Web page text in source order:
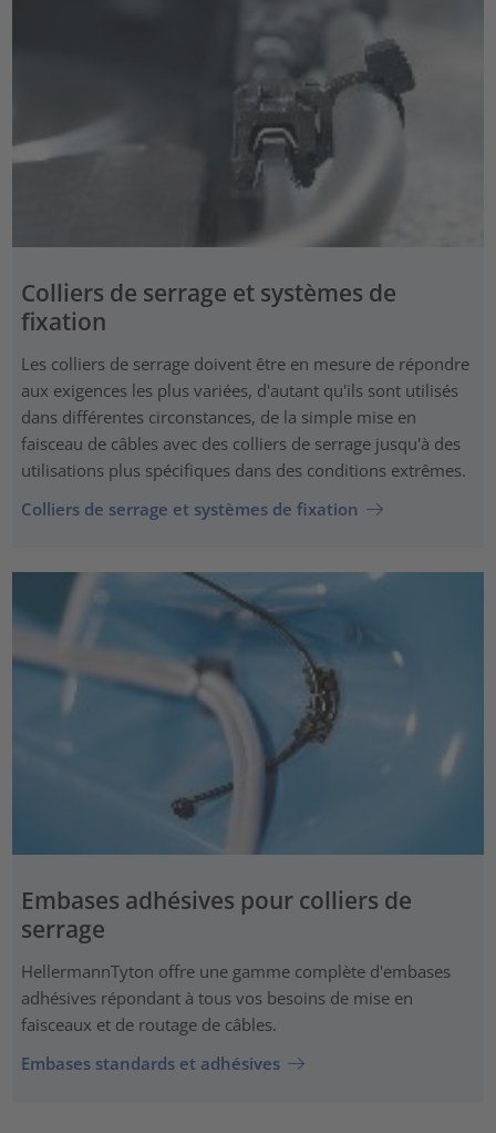
Colliers de serrage et systèmes de
fixation
Les colliers de serrage doivent être en mesure de répondre
aux exigences les plus variées, d'autant qu'ils sont utilisés
dans différentes circonstances, de la simple mise en
faisceau de câbles avec des colliers de serrage jusqu'à des
utilisations plus spécifiques dans des conditions extrêmes.
Colliers de serrage et systèmes de fixation
Embases adhésives pour colliers de
serrage
HellermannTyton offre une gamme complète d'embases
adhésives répondant à tous vos besoins de mise en
faisceaux et de routage de câbles.
Embases standards et adhésives